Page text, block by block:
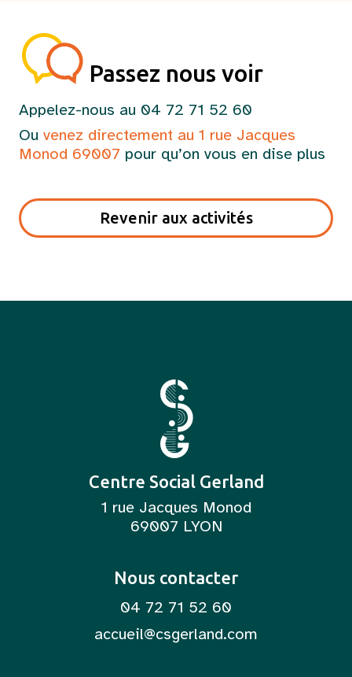
Passez nous voir
Appelez-nous au 04 72 71 52 60
Ou venez directement au 1 rue Jacques
Monod 69007 pour qu’on vous en dise plus
Revenir aux activités
Centre Social Gerland
1 rue Jacques Monod
69007 LYON
Nous contacter
04 72 71 52 60
accueil@csgerland.com